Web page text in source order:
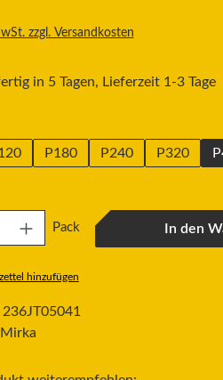
zzgl. Versandkosten
in 5 Tagen, Lieferzeit 1-3 Tage
P180 P240 P320
Gib den gewünschten Wert ein oder benutze
Pack In den
hinzufügen
236JT05041
Mirka